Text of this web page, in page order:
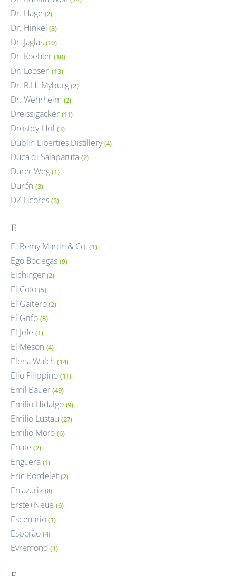
Dr. Hage (2)
Dr. Hinkel (8)
Dr. Jaglas (10)
Dr. Koehler (10)
Dr. Loosen (13)
Dr. R.H. Myburg (2)
Dr. Wehrheim (2)
Dreissigacker (11)
Drostdy-Hof (3)
Dublin Liberties Distillery (4)
Duca di Salaparuta (2)
Dürer Weg (1)
Durón (3)
DZ Licores (3)
E
E. Remy Martin & Co. (1)
Ego Bodegas(9)
Eichinger (2)
El Coto (5)
El Gaitero (2)
El Grifo (5)
El Jefe (1)
El Meson (4)
Elena Walch (14)
Elio Filippino (11)
Emil Bauer (49)
Emilio Hidalgo (9)
Emilio Lustau (27)
Emilio Moro (6)
Enate (2)
Enguera (1)
Eric Bordelet (2)
Errazuriz (8)
Erste+Neue (6)
Escenario (1)
Esporão (4)
Evremond (1)